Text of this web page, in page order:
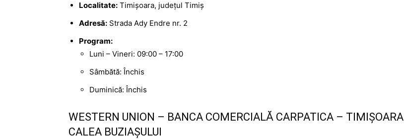
Localitate: Timișoara, județul Timiș
Adresă: Strada Ady Endre nr. 2
Program:
Luni – Vineri: 09:00 – 17:00
Sâmbătă: Închis
Duminică: Închis
WESTERN UNION – BANCA COMERCIALĂ CARPATICA – TIMIȘOARA
CALEA BUZIAȘULUI